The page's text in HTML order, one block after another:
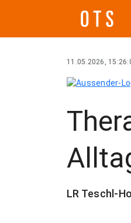
11.05.2026,
LR Teschl-